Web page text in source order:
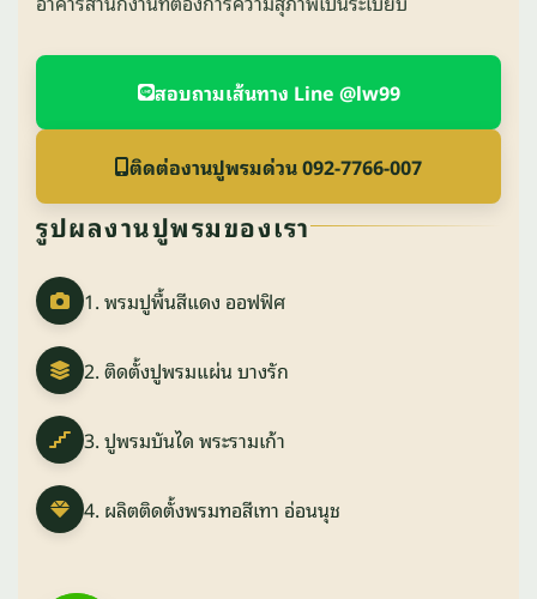
สอบถามเส้นทาง Line @lw99
ติดต่องานปูพรมด่วน 092-7766-007
รูปผลงานปูพรมของเรา
1. พรมปูพื้นสีแดง ออฟฟิศ
2. ติดตั้งปูพรมแผ่น บางรัก
3. ปูพรมบันได พระรามเก้า
4. ผลิตติดตั้งพรมทอสีเทา อ่อนนุช